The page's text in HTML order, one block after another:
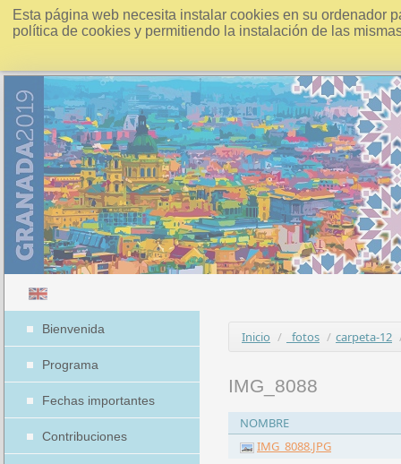
Esta página web necesita instalar cookies en su ordenador
política de cookies y permitiendo la instalación de las
Bienvenida
Programa
Fechas importantes
Contribuciones
Inicio / _fotos / carpeta-12
IMG_8088
NOMBRE
IMG_8088.JPG